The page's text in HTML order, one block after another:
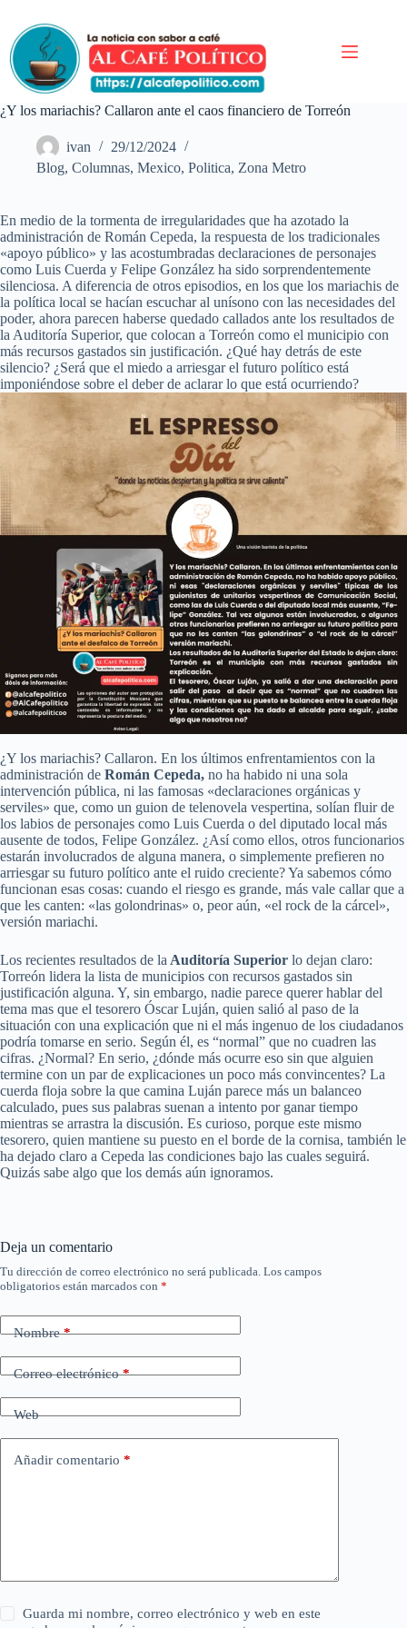
contenido
¿Y los mariachis? Callaron ante el caos financiero de Torreón
ivan
29/12/2024
Blog, Columnas, Mexico, Politica, Zona Metro
En medio de la tormenta de irregularidades que ha azotado la
administración de Román Cepeda, la respuesta de los tradicionales
«apoyo público» y las acostumbradas declaraciones de personajes
como Luis Cuerda y Felipe González ha sido sorprendentemente
silenciosa. A diferencia de otros episodios, en los que los mariachis de
la política local se hacían escuchar al unísono con las necesidades del
poder, ahora parecen haberse quedado callados ante los resultados de
la Auditoría Superior, que colocan a Torreón como el municipio con
más recursos gastados sin justificación. ¿Qué hay detrás de este
silencio? ¿Será que el miedo a arriesgar el futuro político está
imponiéndose sobre el deber de aclarar lo que está ocurriendo?
¿Y los mariachis? Callaron. En los últimos enfrentamientos con la
administración de Román Cepeda, no ha habido ni una sola
intervención pública, ni las famosas «declaraciones orgánicas y
serviles» que, como un guion de telenovela vespertina, solían fluir de
los labios de personajes como Luis Cuerda o del diputado local más
ausente de todos, Felipe González. ¿Así como ellos, otros funcionarios
estarán involucrados de alguna manera, o simplemente prefieren no
arriesgar su futuro político ante el ruido creciente? Ya sabemos cómo
funcionan esas cosas: cuando el riesgo es grande, más vale callar que a
que les canten: «las golondrinas» o, peor aún, «el rock de la cárcel»,
versión mariachi.
Los recientes resultados de la Auditoría Superior lo dejan claro:
Torreón lidera la lista de municipios con recursos gastados sin
justificación alguna. Y, sin embargo, nadie parece querer hablar del
tema mas que el tesorero Óscar Luján, quien salió al paso de la
situación con una explicación que ni el más ingenuo de los ciudadanos
podría tomarse en serio. Según él, es “normal” que no cuadren las
cifras. ¿Normal? En serio, ¿dónde más ocurre eso sin que alguien
termine con un par de explicaciones un poco más convincentes? La
cuerda floja sobre la que camina Luján parece más un balanceo
calculado, pues sus palabras suenan a intento por ganar tiempo
mientras se arrastra la discusión. Es curioso, porque este mismo
tesorero, quien mantiene su puesto en el borde de la cornisa, también le
ha dejado claro a Cepeda las condiciones bajo las cuales seguirá.
Quizás sabe algo que los demás aún ignoramos.
Deja un comentario
Tu dirección de correo electrónico no será publicada. Los campos
obligatorios están marcados con *
Nombre*
Correo electrónico*
Web
Añadir comentario *
Guarda mi nombre, correo electrónico y web en este